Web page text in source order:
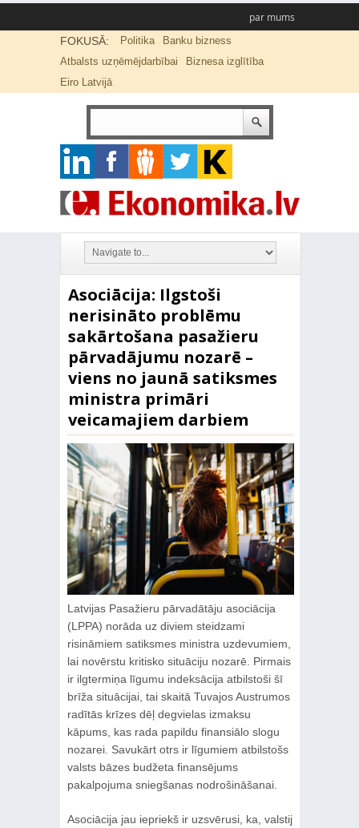
par mums
FOKUSĀ: Politika
Banku bizness
Atbalsts uzņēmējdarbībai
Biznesa izglītība
Eiro Latvijā
Asociācija: Ilgstoši
nerisināto problēmu
sakārtošana pasažieru
pārvadājumu nozarē –
viens no jaunā satiksmes
ministra primāri
veicamajiem darbiem
Latvijas Pasažieru pārvadātāju asociācija
(LPPA) norāda uz diviem steidzami
risināmiem satiksmes ministra uzdevumiem,
lai novērstu kritisko situāciju nozarē. Pirmais
ir ilgtermiņa līgumu indeksācija atbilstoši šī
brīža situācijai, tai skaitā Tuvajos Austrumos
radītās krīzes dēļ degvielas izmaksu
kāpums, kas rada papildu finansiālo slogu
nozarei. Savukārt otrs ir līgumiem atbilstošs
valsts bāzes budžeta finansējums
pakalpojuma sniegšanas nodrošināšanai.
Asociācija jau iepriekš ir uzsvērusi, ka, valstij